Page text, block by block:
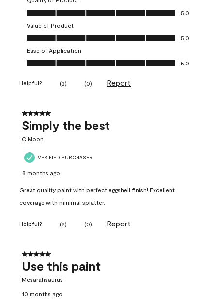
Quality of Product, 5.0 out of 5
5.0
Value of Product
Value of Product, 5.0 out of 5
5.0
Ease of Application
Ease of Application, 5.0 out of 5
5.0
Helpful? (3) (0) Report
5 out of 5 stars.
Simply the best
C.Moon
VERIFIED PURCHASER
8 months ago
Great quality paint with perfect eggshell finish! Excellent
coverage with minimal splatter.
Helpful? (2) (0) Report
5 out of 5 stars.
Use this paint
Mcsarahsaurus
10 months ago